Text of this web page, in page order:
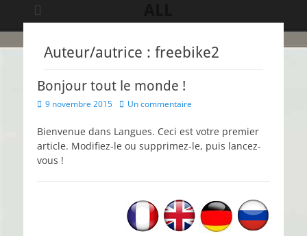
Auteur/autrice : freebike2
Bonjour tout le monde !
Posted
9 novembre 2015 Un commentaire
Bienvenue dans Langues. Ceci est votre premier
article. Modifiez-le ou supprimez-le, puis lancez-
vous !